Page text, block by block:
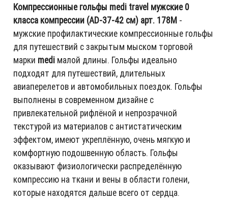
Компрессионные гольфы medi travel мужские 0
класса компрессии (AD-37-42 см) арт. 178M -
мужские профилактические компрессионные гольфы
для путешествий с закрытым мыском торговой
марки medi малой длины. Гольфы идеально
подходят для путешествий, длительных
авиаперелетов и автомобильных поездок. Гольфы
выполнены в современном дизайне с
привлекательной рифлёной и непрозрачной
текстурой из материалов с антистатическим
эффектом, имеют укреплённую, очень мягкую и
комфортную подошвенную область. Гольфы
оказывают физиологически распределённую
компрессию на ткани и вены в области голени,
которые находятся дальше всего от сердца.